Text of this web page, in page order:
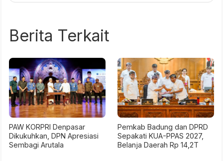
Berita Terkait
PAW KORPRI Denpasar
Dikukuhkan, DPN Apresiasi
Sembagi Arutala
Pemkab Badung dan DPRD
Sepakati KUA-PPAS 2027,
Belanja Daerah Rp 14,2T